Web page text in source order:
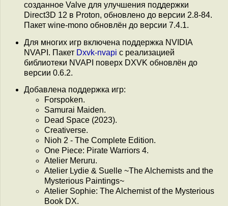
созданное Valve для улучшения поддержки
Direct3D 12 в Proton, обновлено до версии 2.8-84.
Пакет wine-mono обновлён до версии 7.4.1.
Для многих игр включена поддержка NVIDIA
NVAPI. Пакет Dxvk-nvapi с реализацией
библиотеки NVAPI поверх DXVK обновлён до
версии 0.6.2.
Добавлена поддержка игр:
Forspoken.
Samurai Maiden.
Dead Space (2023).
Creativerse.
Nioh 2 - The Complete Edition.
One Piece: Pirate Warriors 4.
Atelier Meruru.
Atelier Lydie & Suelle ~The Alchemists and the
Mysterious Paintings~
Atelier Sophie: The Alchemist of the Mysterious
Book DX.